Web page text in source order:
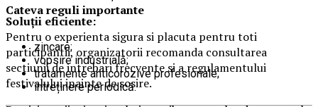
Soluții eficiente:
zincare;
vopsire industrială;
tratamente anticorozive profesionale;
întreținere periodică.
Cateva reguli importante
Pentru o experienta sigura si placuta pentru toti
participantii, organizatorii recomanda consultarea
sectiunii de intrebari frecvente si a regulamentului
festivalului inainte de sosire.